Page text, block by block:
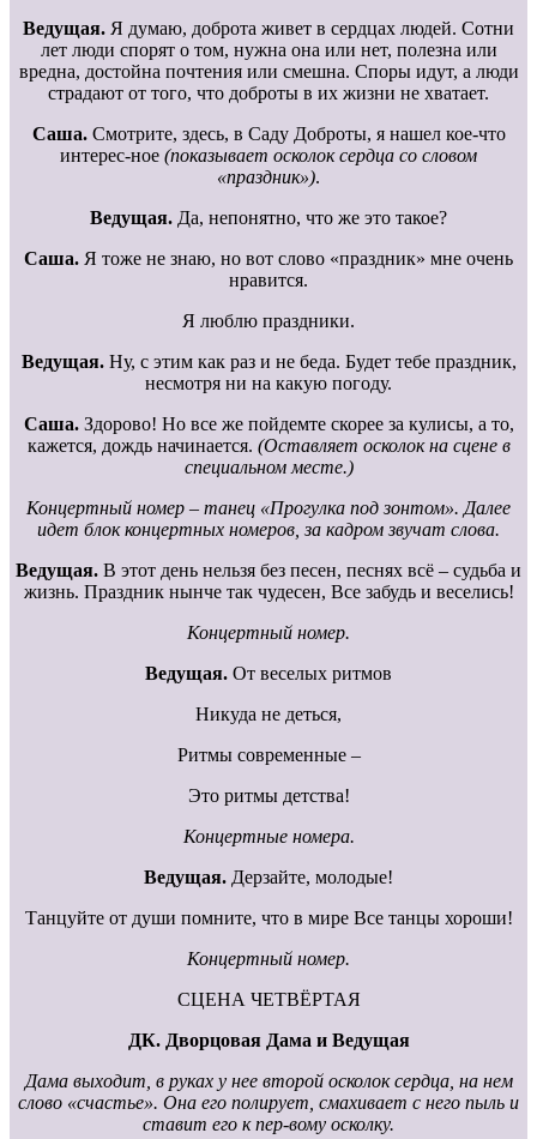
Ведущая. Я думаю, доброта живет в сердцах людей. Сотни
лет люди спорят о том, нужна она или нет, полезна или
вредна, достойна почтения или смешна. Споры идут, а люди
страдают от того, что доброты в их жизни не хватает.
Саша. Смотрите, здесь, в Саду Доброты, я нашел кое-что
интерес-ное (показывает осколок сердца со словом
«праздник»).
Ведущая. Да, непонятно, что же это такое?
Саша. Я тоже не знаю, но вот слово «праздник» мне очень
нравится.
Я люблю праздники.
Ведущая. Ну, с этим как раз и не беда. Будет тебе праздник,
несмотря ни на какую погоду.
Саша. Здорово! Но все же пойдемте скорее за кулисы, а то,
кажется, дождь начинается. (Оставляет осколок на сцене в
специальном месте.)
Концертный номер – танец «Прогулка под зонтом». Далее
идет блок концертных номеров, за кадром звучат слова.
Ведущая. В этот день нельзя без песен, песнях всё – судьба и
жизнь. Праздник нынче так чудесен, Все забудь и веселись!
Концертный номер.
Ведущая. От веселых ритмов
Никуда не деться,
Ритмы современные –
Это ритмы детства!
Концертные номера.
Ведущая. Дерзайте, молодые!
Танцуйте от души помните, что в мире Все танцы хороши!
Концертный номер.
СЦЕНА ЧЕТВЁРТАЯ
ДК. Дворцовая Дама и Ведущая
Дама выходит, в руках у нее второй осколок сердца, на нем
слово «счастье». Она его полирует, смахивает с него пыль и
ставит его к пер-вому осколку.